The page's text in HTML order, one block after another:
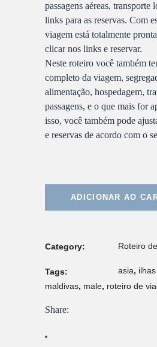
passagens aéreas, transporte
links para as reservas. Com
viagem está totalmente
clicar nos links e reservar.
Neste roteiro você também
completo da viagem,
alimentação, hospedagem,
passagens, e o que mais for
isso, você também pode
e reservas de acordo com o
ADICIONAR AO
Category: Roteiro
Tags: asia,
maldivas, male, roteiro de
Share: